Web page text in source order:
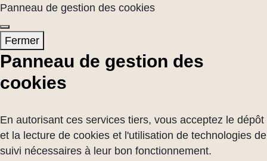
Panneau de gestion des cookies
Fermer
Panneau de gestion des
cookies
En autorisant ces services tiers, vous acceptez le dépôt
et la lecture de cookies et l'utilisation de technologies de
suivi nécessaires à leur bon fonctionnement.